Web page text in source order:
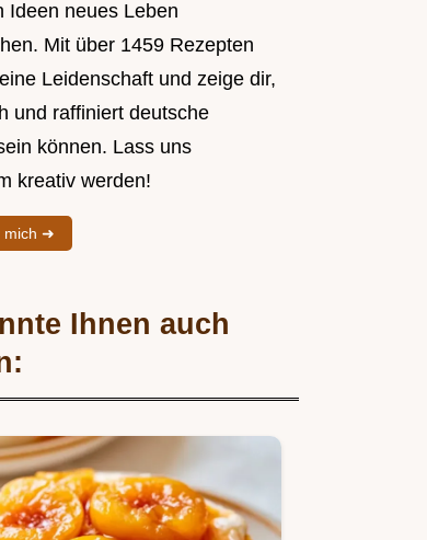
Ideen neues Leben
Mit über 1459 Rezepten
Leidenschaft und zeige dir,
und raffiniert deutsche
können. Lass uns
kreativ werden!
mich ➜
Ihnen auch